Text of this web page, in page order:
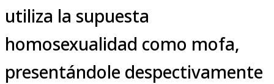
utiliza la supuesta
homosexualidad como mofa,
presentándole despectivamente